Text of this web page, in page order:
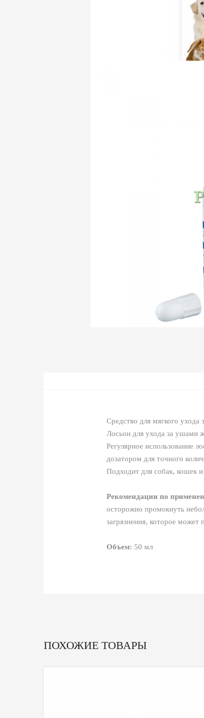
Средство для мягкого
Лосьон для ухода за ушами
Регулярное использование
дозатором для точного
Подходит для собак, кошек
Рекомендации по
осторожно промокнуть
загрязнения, которое может
Объем: 50 мл
ПОХОЖИЕ ТОВАРЫ